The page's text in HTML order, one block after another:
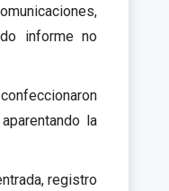
informe no
la
registro